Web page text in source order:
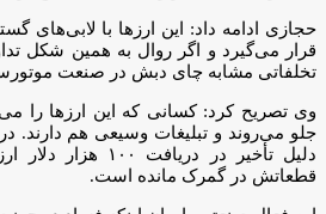
حجازی ادامه داد: این ارزها با لابی‌های
قرار می‌گیرد و اگر روال به همین شکل
تخلفاتی مشابه چای دبش در صنعت
وی تصریح کرد: کسانی که این ارزها را
جلو می‌روند و تبلیغات وسیعی هم دارند.
قطعاتش در گمرک مانده است.